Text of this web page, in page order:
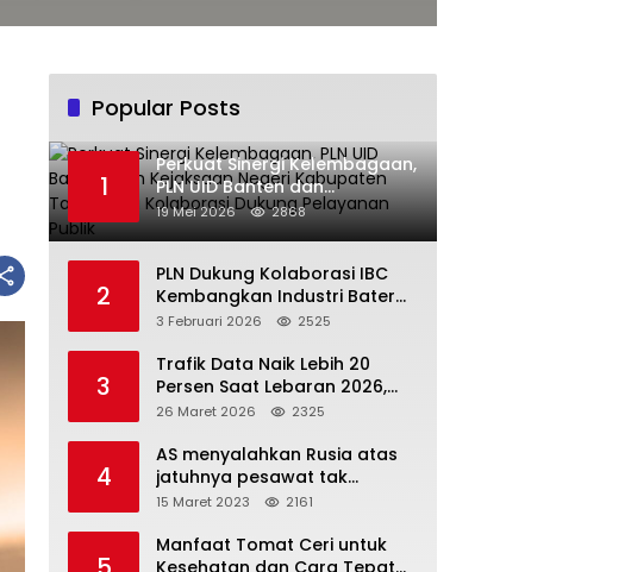
Popular Posts
1
Perkuat Sinergi Kelembagaan,
PLN UID Banten dan
Kejaksaan Negeri Kabupaten
Tangerang Kolaborasi
19 Mei 2026 2868
2
PLN Dukung Kolaborasi IBC
Kembangkan Industri Baterai
Terintegrasi, Investasi Capai
3 Februari 2026 2525
3
Trafik Data Naik Lebih 20
Persen Saat Lebaran 2026,
Indosat Buktikan Jaringan
Pemudik
26 Maret 2026 2325
4
AS menyalahkan Rusia atas
jatuhnya pesawat tak
berawak di Laut Hitam,
15 Maret 2023 2161
Manfaat Tomat Ceri untuk
Kesehatan dan Cara Tepat